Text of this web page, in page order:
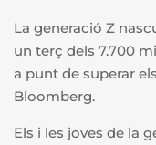
La generació Z
un terç dels 7.700
a punt de superar els
Bloomberg.
Els i les joves de la